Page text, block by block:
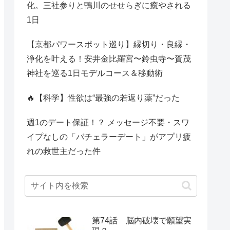
化。三社参りと鴨川のせせらぎに癒やされる
1日
【京都パワースポット巡り】縁切り・良縁・
浄化を叶える！安井金比羅宮〜鈴虫寺〜賀茂
神社を巡る1日モデルコース＆移動術
🔥【科学】性欲は“最強の若返り薬”だった
週1のデート保証！？ メッセージ不要・スワ
イプなしの「バチェラーデート」がアプリ疲
れの救世主だった件
第74話 脳内破壊で願望実